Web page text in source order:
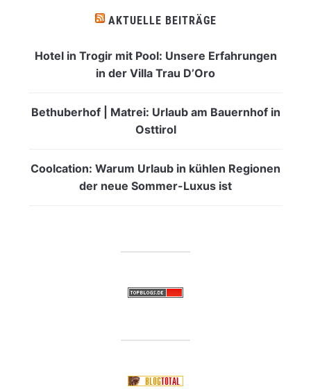
AKTUELLE BEITRÄGE
Hotel in Trogir mit Pool: Unsere Erfahrungen
in der Villa Trau D’Oro
Bethuberhof | Matrei: Urlaub am Bauernhof in
Osttirol
Coolcation: Warum Urlaub in kühlen Regionen
der neue Sommer-Luxus ist